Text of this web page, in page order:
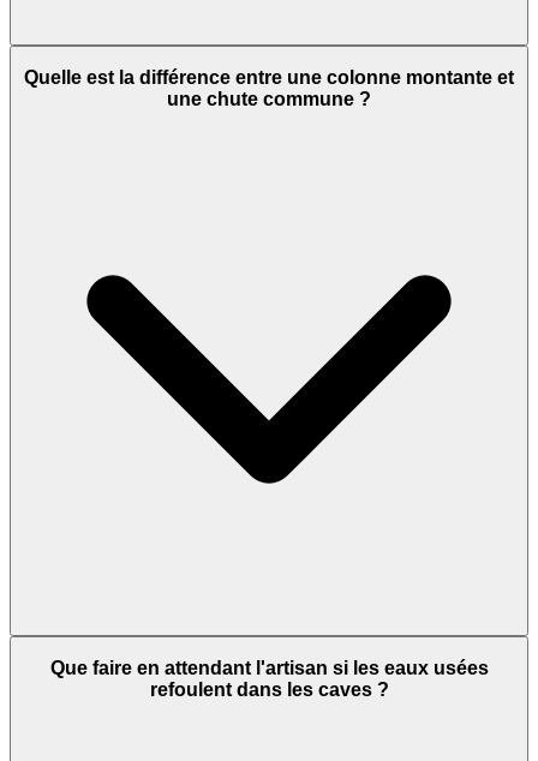
Quelle est la différence entre une colonne montante et
une chute commune ?
Que faire en attendant l'artisan si les eaux usées
refoulent dans les caves ?